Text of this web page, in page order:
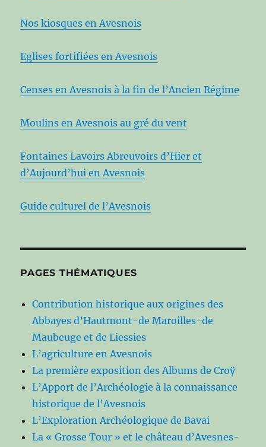
Nos kiosques en Avesnois
Eglises fortifiées en Avesnois
Censes en Avesnois à la fin de l’Ancien Régime
Moulins en Avesnois au gré du vent
Fontaines Lavoirs Abreuvoirs d’Hier et
d’Aujourd’hui en Avesnois
Guide culturel de l’Avesnois
PAGES THÉMATIQUES
Contribution historique aux origines des
Abbayes d’Hautmont-de Maroilles-de
Maubeuge et de Liessies
L’agriculture en Avesnois
La première exposition des Albums de Croÿ
L’Apport de l’Archéologie à la connaissance
historique de l’Avesnois
L’Exploration Archéologique de Bavai
La « Grosse Tour » et le château d’Avesnes-